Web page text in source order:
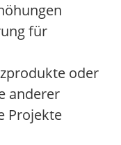
für
oder
anderer
Projekte